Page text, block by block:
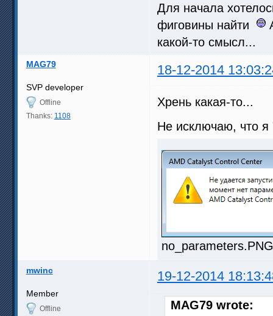
Для начала
фиговины найти
какой-то смысл...
MAG79 18-12-2014
SVP developer
Offline
Thanks: 1108
Хрень какая-то...
Не исключаю, что я
mwinc 19-12-2014
Member
Offline
MAG79 wrote: